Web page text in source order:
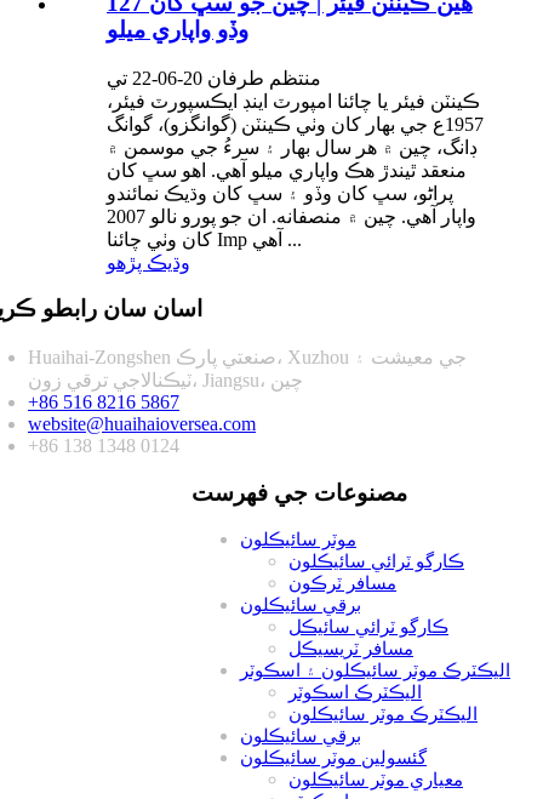
وڏو واپاري ميلو
منتظم طرفان 20-06-22 تي
ڪينٽن فيئر يا چائنا امپورٽ اينڊ ايڪسپورٽ فيئر،
1957ع جي بهار کان وٺي ڪينٽن (گوانگزو)، گوانگ
ڊانگ، چين ۾ هر سال بهار ۽ سرءُ جي موسمن ۾
منعقد ٿيندڙ هڪ واپاري ميلو آهي. اهو سڀ کان
پراڻو، سڀ کان وڏو ۽ سڀ کان وڌيڪ نمائندو
واپار آهي. چين ۾ منصفانه. ان جو پورو نالو 2007
کان وٺي چائنا Imp آهي ...
وڌيڪ پڙهو
اسان سان رابطو
Huaihai-Zongshen صنعتي پارڪ، Xuzhou جي معيشت ۽
ٽيڪنالاجي ترقي زون، Jiangsu، چين
+86 516 8216 5867
website@huaihaioversea.com
+86 138 1348 0124
مصنوعات جي فهرست
موٽر سائيڪلون
ڪارگو ٽرائي سائيڪلون
مسافر ٽرڪون
برقي سائيڪلون
ڪارگو ٽرائي سائيڪل
مسافر ٽريسيڪل
اليڪٽرڪ موٽر سائيڪلون ۽ اسڪوٽر
اليڪٽرڪ اسڪوٽر
اليڪٽرڪ موٽر سائيڪلون
برقي سائيڪلون
گئسولين موٽر سائيڪلون
معياري موٽر سائيڪلون